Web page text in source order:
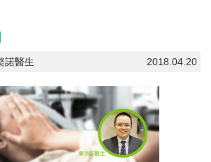
2018.04.20
諾醫生